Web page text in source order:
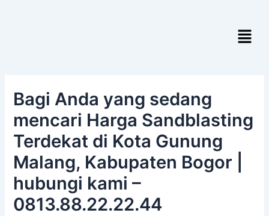
Menu
Bagi Anda yang sedang
mencari Harga Sandblasting
Terdekat di Kota Gunung
Malang, Kabupaten Bogor |
hubungi kami –
0813.88.22.22.44